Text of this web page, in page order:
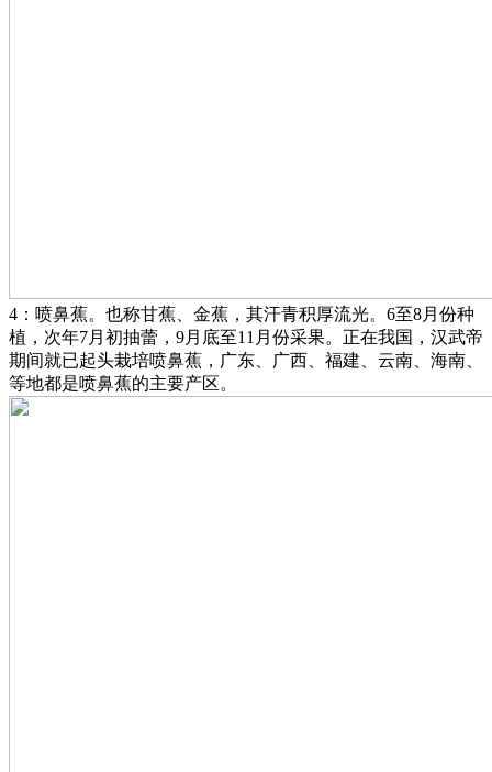
4：喷鼻蕉。也称甘蕉、金蕉，其汗青积厚流光。6至8月份种
植，次年7月初抽蕾，9月底至11月份采果。正在我国，汉武帝
期间就已起头栽培喷鼻蕉，广东、广西、福建、云南、海南、
等地都是喷鼻蕉的主要产区。